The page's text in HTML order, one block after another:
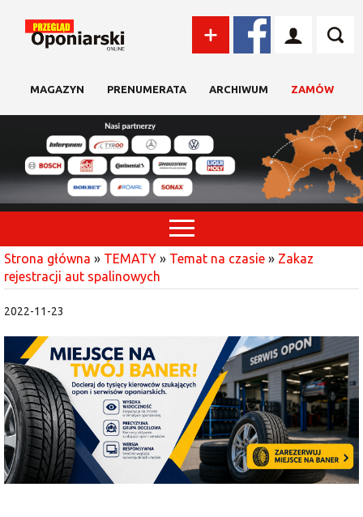
MAGAZYN PRENUMERATA ARCHIWUM ZAMÓW
Strona główna » TEMATY » Temat na czasie » Zakaz
rejestracji aut spalinowych
2022-11-23